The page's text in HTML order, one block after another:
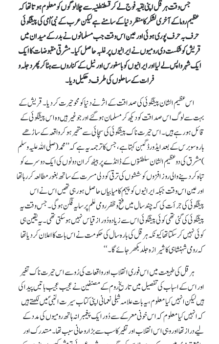
جس وقت ہرقل اپنی بقیہ فوج لے کر قسطنطنیہ سے چلا لوگوں کو معلوم ہوتا تھا کہ
عظیم روما کے آخری لشکر کا منظر دنیا کے سامنے ہے لیکن عرب کے نبیٔ اُمی کی پیشگوئی
حرف بہ حرف پوری ہوئی اور عین اس وقت جب مسلمانوں نے بدر کے میدان میں
قریش کو شکست دی رومیوں نے ایرانیوں پر غلبہ حاصل کیا۔ مشرقی مقبوضات کا ایک
ایک شہر واپس لے لیا اور ایرانیوں کو باسفورس اور نیل کے کناروں سے ہٹا کر پھر دجلہ و
فرات کے ساحلوں کی طرف دھکیل دیا۔
اس عظیم الشان پیشگوئی کی صداقت کے اثر نے دنیا کو محو حیرت کر دیا۔ قریش کے
بہت سے لوگ اس صداقت کو دیکھ کر مسلمان ہو گئے اور جو غیر ہیں وہ اس پیشگوئی کے
قائل ہو رہے ہیں۔ اس حیرت ناک پیشگوئی کی سچائی سے متحیر ہو کر واقعہ کے ساڑھے
بارہ سو برس کے بعد ایڈورڈ گبن کہتا ہے،جس کا ترجمہ یہ ہے کہ ’’محمد (صلی اللہ علیہ وسلم
)مشرق کی دو عظیم الشان سلطنتوں کے ڈانڈے پر بیٹھ کر ان دونوں کی ایک دوسرے کو
تباہ کر دینے والی روز افزوں کوششوں کی ترقی کو دلی مسرت کے ساتھ بغور مطالعہ کر رہا تھا
اور عین اس وقت جبکہ ایرانیوں کو پیہم کامیابیاں حاصل ہو رہی تھیں اس نے اس
پیشگوئی کی جرأت کی کہ چند سال میں فتح و ظفر رومی عَلم پر سایہ فگن ہو گی۔ جس وقت یہ
پیشگوئی کی گئی تھی کوئی پیشگوئی اس سے زیادہ دُور از قیاس نہیں ہو سکتی تھی۔ یہ یقین ہی
کوئی نہیں کر سکتا تھا کیونکہ ہرقل کی بارہ سال کی حکومت نے اس بات کا اعلان کر دیا تھا
کہ رومی شہنشاہی کا شیرازہ جلد بکھر جائے گا۔‘‘
ہرقل کی طبیعت میں اس فوری انقلاب اور واقعات کی رُو سے اس حیرت ناک تغیر
اور اس کے اسباب کی تفصیل میں تاریخِ روم کے مصنفین نے عجیب عجیب باتیں پیدا کی
ہیں لیکن انہیں کیا معلوم، یہ بات علامہ شبلی نعمانی اپنی کتاب سیرت النبیؐ میں لکھتے ہیں
کہ انہیں کیا معلوم کہ اس خونی معرکےسے دُور ایک پیغمبرانہ ہاتھ رومیوں کی مدد کے
لیے دراز تھا اور وہی اس انقلاب اور تغیر کا سب سے بڑا روحانی سبب تھا۔ مستدرک اور